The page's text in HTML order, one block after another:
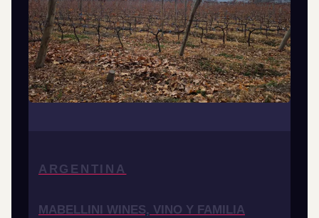
ARGENTINA
MABELLINI WINES, VINO Y FAMILIA